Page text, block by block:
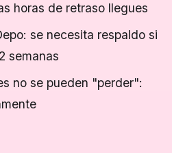
horas de retraso llegues
se necesita respaldo si
semanas
no se pueden "perder":